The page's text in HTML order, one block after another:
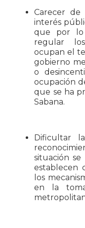
Carecer
interés
que por lo
regular
ocupan el
gobierno
o
ocupación
que se ha
Sabana.
Dificultar
situación
establecen
los
en la